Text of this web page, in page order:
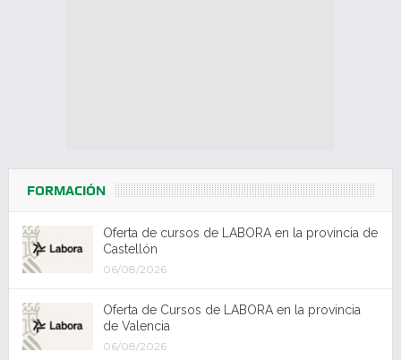
FORMACIÓN
Oferta de cursos de LABORA en la provincia de
Castellón
06/08/2026
Oferta de Cursos de LABORA en la provincia
de Valencia
06/08/2026